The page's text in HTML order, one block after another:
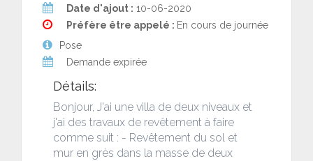
Date d'ajout : 10-06-2020
Préfère être appelé : En cours de journée
Pose
Demande expirée
Détails:
Bonjour, J'ai une villa de deux niveaux et
j'ai des travaux de revêtement à faire
comme suit : - Revêtement du sol et
mur en grès dans la masse de deux